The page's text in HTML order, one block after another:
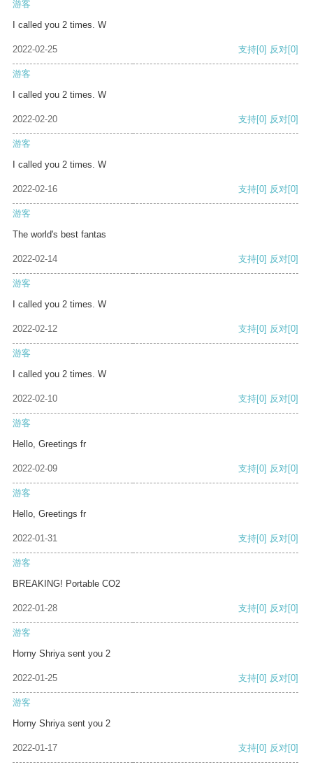
游客
I called you 2 times. W
2022-02-25 支持[0] 反对[0]
游客
I called you 2 times. W
2022-02-20 支持[0] 反对[0]
游客
I called you 2 times. W
2022-02-16 支持[0] 反对[0]
游客
The world's best fantas
2022-02-14 支持[0] 反对[0]
游客
I called you 2 times. W
2022-02-12 支持[0] 反对[0]
游客
I called you 2 times. W
2022-02-10 支持[0] 反对[0]
游客
Hello, Greetings fr
2022-02-09 支持[0] 反对[0]
游客
Hello, Greetings fr
2022-01-31 支持[0] 反对[0]
游客
BREAKING! Portable CO2
2022-01-28 支持[0] 反对[0]
游客
Horny Shriya sent you 2
2022-01-25 支持[0] 反对[0]
游客
Horny Shriya sent you 2
2022-01-17 支持[0] 反对[0]